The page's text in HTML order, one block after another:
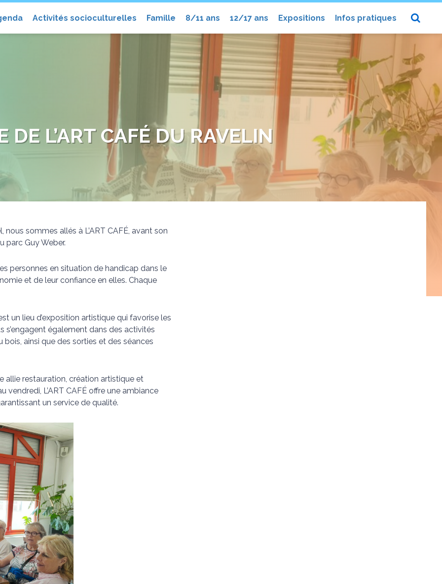
Activités socioculturelles Famille 8/11 ans 12/17 ans Expositions Infos pratiques
DE L’ART CAFÉ DU RAVELIN
nous sommes allés à L’ART CAFÉ, avant son
parc Guy Weber.
personnes en situation de handicap dans le
et de leur confiance en elles. Chaque
un lieu d’exposition artistique qui favorise les
également dans des activités
ainsi que des sorties et des séances
allie restauration, création artistique et
L’ART CAFÉ offre une ambiance
un service de qualité.